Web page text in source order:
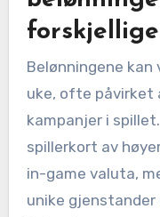
Belønningene
uke, ofte påvirket
kampanjer i
spillerkort av
in-game valuta,
unike